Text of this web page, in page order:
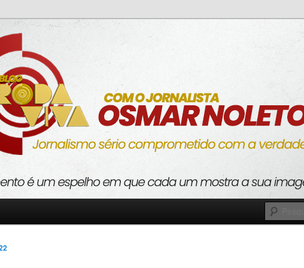
a verdade